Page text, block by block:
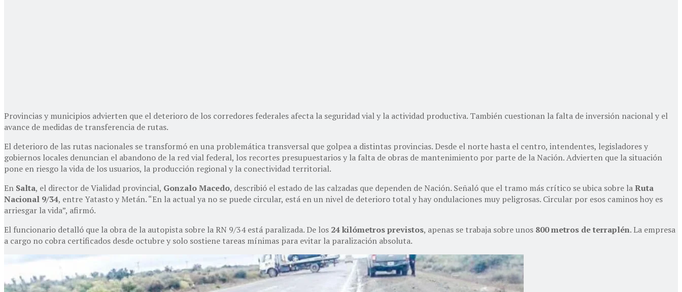
Provincias y municipios advierten que el deterioro de los corredores federales afecta la seguridad vial y la actividad productiva. También cuestionan la falta de inversión nacional y el
avance de medidas de transferencia de rutas.
El deterioro de las rutas nacionales se transformó en una problemática transversal que golpea a distintas provincias. Desde el norte hasta el centro, intendentes, legisladores y
gobiernos locales denuncian el abandono de la red vial federal, los recortes presupuestarios y la falta de obras de mantenimiento por parte de la Nación. Advierten que la situación
pone en riesgo la vida de los usuarios, la producción regional y la conectividad territorial.
En Salta, el director de Vialidad provincial, Gonzalo Macedo, describió el estado de las calzadas que dependen de Nación. Señaló que el tramo más crítico se ubica sobre laRuta
Nacional 9/34, entre Yatasto y Metán. “En la actual ya no se puede circular, está en un nivel de deterioro total y hay ondulaciones muy peligrosas. Circular por esos caminos hoy es
arriesgar la vida”, afirmó.
El funcionario detalló que la obra de la autopista sobre la RN 9/34 está paralizada. De los 24 kilómetros previstos, apenas se trabaja sobre unos 800 metros de terraplén. La empresa
a cargo no cobra certificados desde octubre y solo sostiene tareas mínimas para evitar la paralización absoluta.